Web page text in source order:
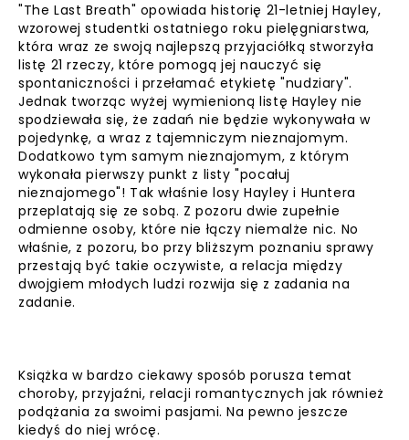
"The Last Breath" opowiada historię 21-letniej Hayley,
wzorowej studentki ostatniego roku pielęgniarstwa,
która wraz ze swoją najlepszą przyjaciółką stworzyła
listę 21 rzeczy, które pomogą jej nauczyć się
spontaniczności i przełamać etykietę "nudziary".
Jednak tworząc wyżej wymienioną listę Hayley nie
spodziewała się, że zadań nie będzie wykonywała w
pojedynkę, a wraz z tajemniczym nieznajomym.
Dodatkowo tym samym nieznajomym, z którym
wykonała pierwszy punkt z listy "pocałuj
nieznajomego"! Tak właśnie losy Hayley i Huntera
przeplatają się ze sobą. Z pozoru dwie zupełnie
odmienne osoby, które nie łączy niemalże nic. No
właśnie, z pozoru, bo przy bliższym poznaniu sprawy
przestają być takie oczywiste, a relacja między
dwojgiem młodych ludzi rozwija się z zadania na
zadanie.
Książka w bardzo ciekawy sposób porusza temat
choroby, przyjaźni, relacji romantycznych jak również
podążania za swoimi pasjami. Na pewno jeszcze
kiedyś do niej wrócę.